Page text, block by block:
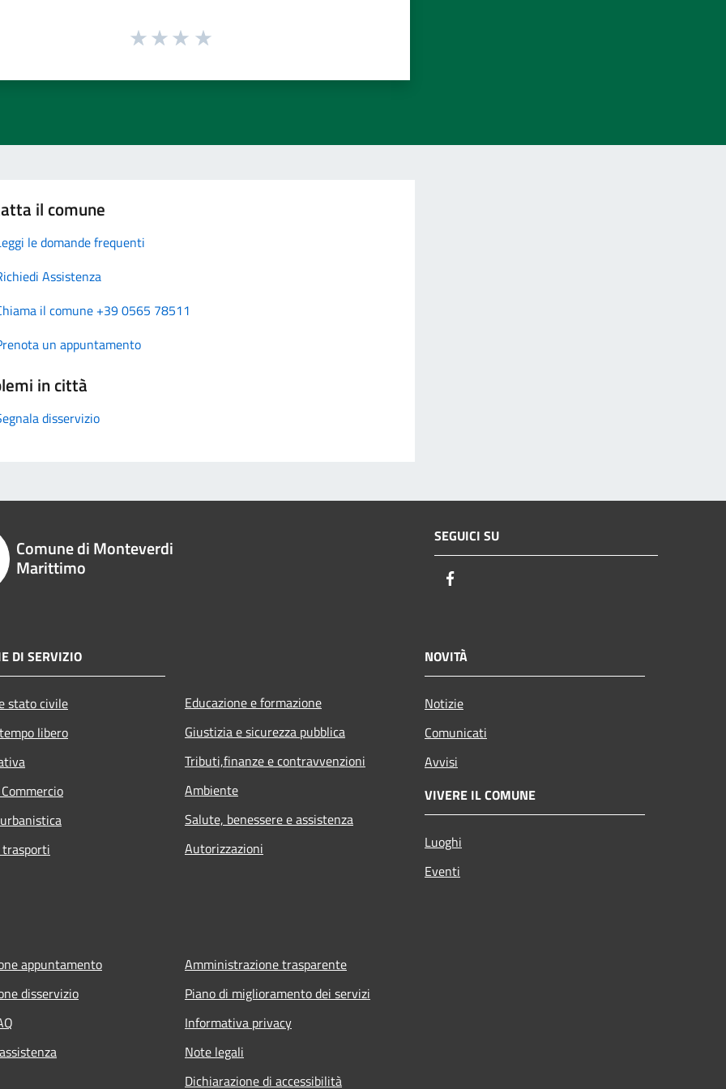
il comune
le domande frequenti
Assistenza
il comune +39 0565 78511
un appuntamento
in città
disservizio
Comune di Monteverdi
Marittimo
SEGUICI SU
DI SERVIZIO
stato civile
libero
Educazione e formazione
Giustizia e sicurezza pubblica
Tributi,finanze e contravvenzioni
Ambiente
Salute, benessere e assistenza
Autorizzazioni
NOVITÀ
Notizie
Comunicati
Avvisi
VIVERE IL COMUNE
Luoghi
Eventi
appuntamento
disservizio
Amministrazione trasparente
Piano di miglioramento dei servizi
Informativa privacy
Note legali
Dichiarazione di accessibilità